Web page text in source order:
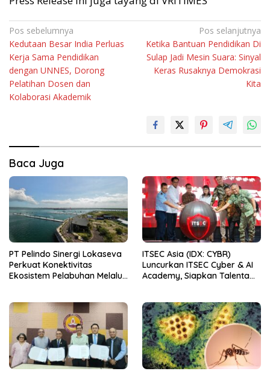
Navigasi
pos
Pos sebelumnya
Kedutaan Besar India Perluas
Kerja Sama Pendidikan
dengan UNNES, Dorong
Pelatihan Dosen dan
Kolaborasi Akademik
Pos selanjutnya
Ketika Bantuan Pendidikan Di
Sulap Jadi Mesin Suara: Sinyal
Keras Rusaknya Demokrasi
Kita
Baca Juga
PT Pelindo Sinergi Lokaseva
Perkuat Konektivitas
Ekosistem Pelabuhan Melalui
ITSEC Asia (IDX: CYBR)
Luncurkan ITSEC Cyber & AI
Academy, Siapkan Talenta
Memimpin Era AI